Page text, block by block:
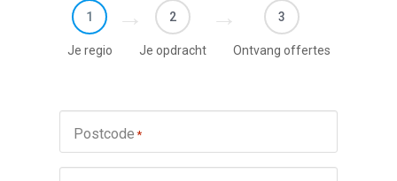
1
Je regio
2
Je opdracht
3
Ontvang offertes
Postcode *